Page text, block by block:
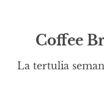
Coffee
La tertulia